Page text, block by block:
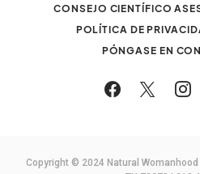
CONSEJO CIENTÍFICO
POLÍTICA DE
PÓNGASE EN
Copyright © 2024 Natural